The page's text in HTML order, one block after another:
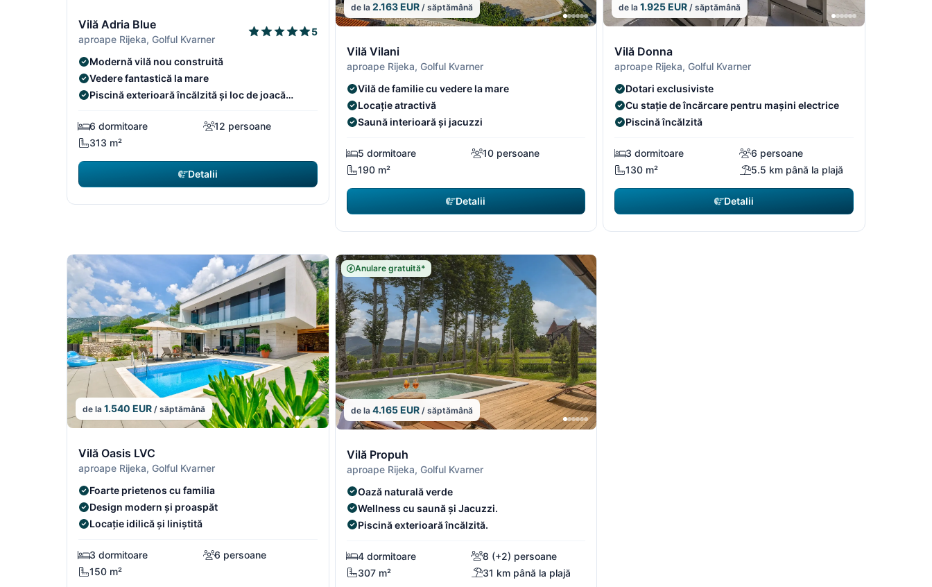
1/5 1/5 1/5
Vilă Adria Blue
aproape Rijeka, Golful Kvarner
5
Modernă vilă nou construită
Vedere fantastică la mare
Piscină exterioară încălzită și loc de joacă
6 dormitoare
12 persoane
313 m²
Detalii
de la 2.163 EUR/ săptămână
Vilă Vilani
aproape Rijeka, Golful Kvarner
Vilă de familie cu vedere la mare
Locație atractivă
Saună interioară și jacuzzi
5 dormitoare
10 persoane
190 m²
Detalii
de la1.925 EUR / săptămână
Vilă Donna
aproape Rijeka, Golful Kvarner
Dotari exclusiviste
Cu stație de încărcare pentru mașini electrice
Piscină încălzită
3 dormitoare
6 persoane
130 m²
5.5 km până la plajă
Detalii
de la 1.540 EUR / săptămână
Vilă Oasis LVC
aproape Rijeka, Golful Kvarner
Foarte prietenos cu familia
Design modern și proaspăt
Locație idilică și liniștită
3 dormitoare
6 persoane
150 m²
Anulare gratuită*
de la 4.165 EUR/ săptămână
Vilă Propuh
aproape Rijeka, Golful Kvarner
Oază naturală verde
Wellness cu saună și Jacuzzi.
Piscină exterioară încălzită.
4 dormitoare
8 (+2) persoane
307 m²
31 km până la plajă